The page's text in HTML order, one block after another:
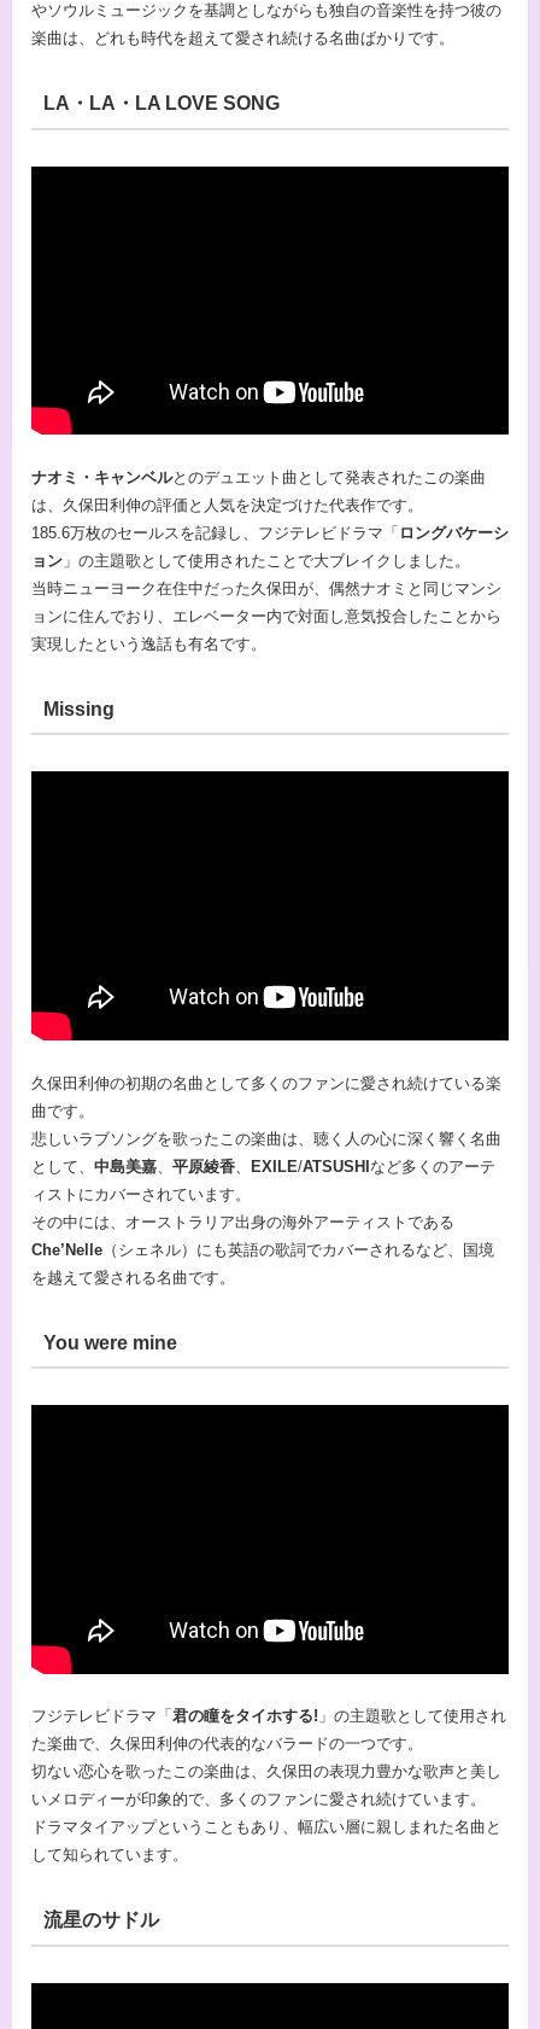
やソウルミュージックを基調としながらも独自の音楽性を持つ彼の
楽曲は、どれも時代を超えて愛され続ける名曲ばかりです。
LA・LA・LA LOVE SONG
ナオミ・キャンベルとのデュエット曲として発表されたこの楽曲
は、久保田利伸の評価と人気を決定づけた代表作です。
185.6万枚のセールスを記録し、フジテレビドラマ「 ロングバケーシ
ョン 」の主題歌として使用されたことで大ブレイクしました。
当時ニューヨーク在住中だった久保田が、偶然ナオミと同じマンシ
ョンに住んでおり、エレベーター内で対面し意気投合したことから
実現したという逸話も有名です。
Missing
久保田利伸の初期の名曲として多くのファンに愛され続けている楽
曲です。
悲しいラブソングを歌ったこの楽曲は、聴く人の心に深く響く名曲
として、 中島美嘉 平原綾香 EXILE/ATSUSHIなど多くのアーテ
ィストにカバーされています。
その中には、オーストラリア出身の海外アーティストである
Che’Nelle （シェネル）にも英語の歌詞でカバーされるなど、国境
を越えて愛される名曲です。
You were mine
フジテレビドラマ「 君の瞳をタイホする! 」の主題歌として使用され
た楽曲で、久保田利伸の代表的なバラードの一つです。
切ない恋心を歌ったこの楽曲は、久保田の表現力豊かな歌声と美し
いメロディーが印象的で、多くのファンに愛され続けています。
ドラマタイアップということもあり、幅広い層に親しまれた名曲と
して知られています。
流星のサドル